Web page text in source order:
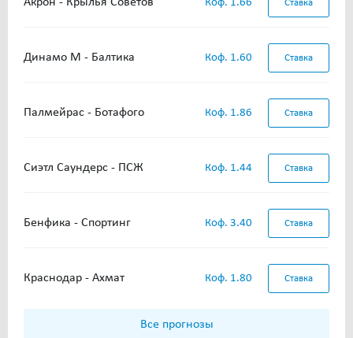
Коф. 1.66 Ставка
Динамо М - Балтика Коф. 1.60 Ставка
Палмейрас - Ботафого Коф. 1.86 Ставка
Сиэтл Саундерс - ПСЖ Коф. 1.44 Ставка
Бенфика - Спортинг Коф. 3.40 Ставка
Краснодар - Ахмат Коф. 1.80 Ставка
Все прогнозы